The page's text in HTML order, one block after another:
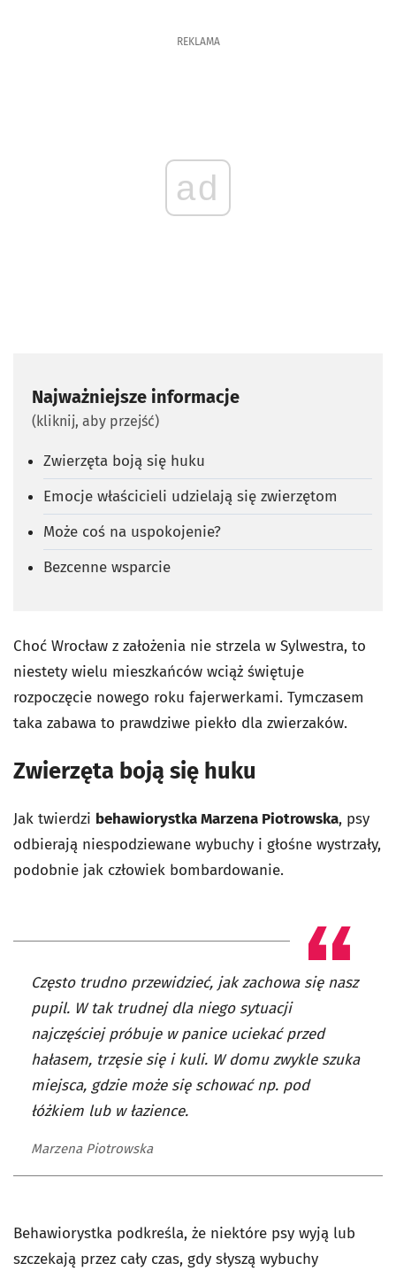
REKLAMA
ad
Najważniejsze informacje
(kliknij, aby przejść)
Zwierzęta boją się huku
Emocje właścicieli udzielają się zwierzętom
Może coś na uspokojenie?
Bezcenne wsparcie
Choć Wrocław z założenia nie strzela w Sylwestra, to
niestety wielu mieszkańców wciąż świętuje
rozpoczęcie nowego roku fajerwerkami. Tymczasem
taka zabawa to prawdziwe piekło dla zwierzaków.
Zwierzęta boją się huku
Jak twierdzi behawiorystka Marzena Piotrowska, psy
odbierają niespodziewane wybuchy i głośne wystrzały,
podobnie jak człowiek bombardowanie.
Często trudno przewidzieć, jak zachowa się nasz
pupil. W tak trudnej dla niego sytuacji
najczęściej próbuje w panice uciekać przed
hałasem, trzęsie się i kuli. W domu zwykle szuka
miejsca, gdzie może się schować np. pod
łóżkiem lub w łazience.
Marzena Piotrowska
Behawiorystka podkreśla, że niektóre psy wyją lub
szczekają przez cały czas, gdy słyszą wybuchy